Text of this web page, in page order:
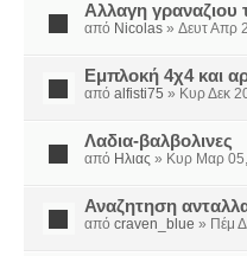
Αλλαγη γραναζιου
από Nicolas » Δευτ Απρ
Εμπλοκή 4χ4 και
από alfisti75 » Κυρ Δεκ
Λαδια-βαλβολινες
από Ηλιας » Κυρ Μαρ
Αναζητηση
από craven_blue » Πέμ